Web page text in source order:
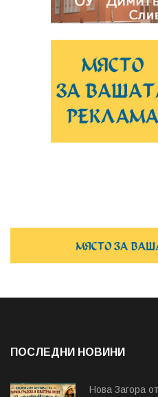
ПОСЛЕДНИ НОВИНИ
Нова Загора